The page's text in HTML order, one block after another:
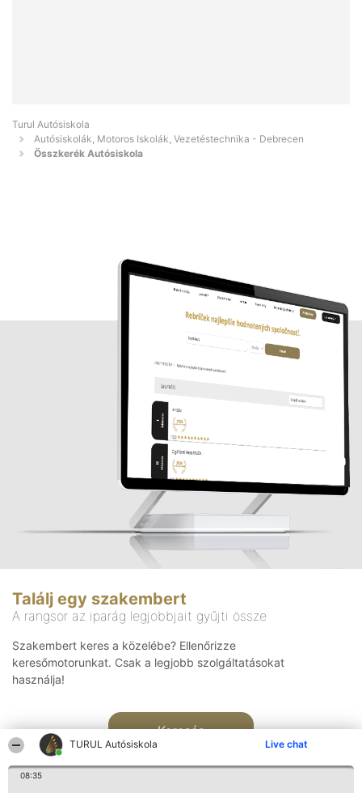
TURUL Autósiskola Live chat
08:35
Turul Autósiskola
Autósiskolák, Motoros Iskolák, Vezetéstechnika - Debrecen
Összkerék Autósiskola
Találj egy szakembert
A rangsor az iparág legjobbjait gyűjti össze
Szakembert keres a közelébe? Ellenőrizze
keresőmotorunkat. Csak a legjobb szolgáltatásokat
használja!
Keresés